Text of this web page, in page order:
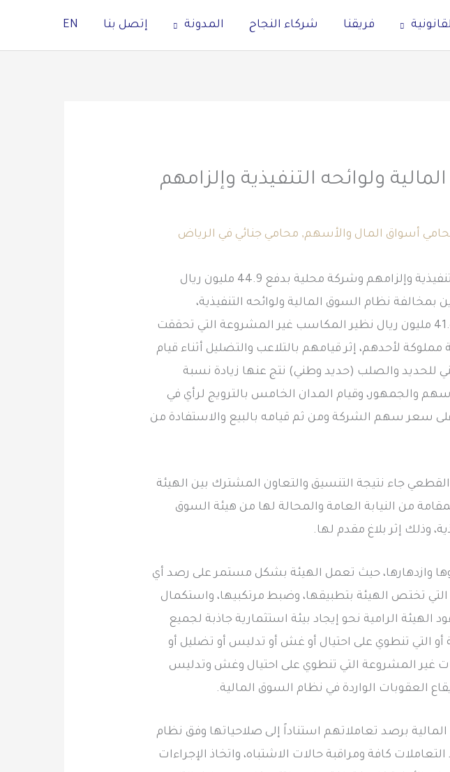
فريقنا شركاء النجاح المدونة إتصل بنا EN
ولوائحه التنفيذية وإلزامهم
أسواق المال والأسهم, محامي جنائي في الرياض
نظام السوق المالية ولوائحه التنفيذية،
وغرمتهم 3.5 ملايين ريال، وألزمت أربعة منهم وشركة محلية بدفع 41.4 مليون ريال نظير المكاسب غير المشروعة التي تحققت
لأحدهم، إثر قيامهم بالتلاعب والتضليل أثناء قيام
للحديد والصلب (حديد وطني) نتج عنها زيادة نسبة
والجمهور، وقيام المدان الخامس بالترويج لرأي في
سعر سهم الشركة ومن ثم قيامه بالبيع والاستفادة من
جاء نتيجة التنسيق والتعاون المشترك بين الهيئة
من النيابة العامة والمحالة لها من هيئة السوق
وذلك إثر بلاغ مقدم لها.
وازدهارها، حيث تعمل الهيئة بشكل مستمر على رصد أي
تختص الهيئة بتطبيقها، وضبط مرتكبيها، واستكمال
الرامية نحو إيجاد بيئة استثمارية جاذبة لجميع
التي تنطوي على احتيال أو غش أو تدليس أو تضليل أو
غير المشروعة التي تنطوي على احتيال وغش وتدليس
العقوبات الواردة في نظام السوق المالية.
برصد تعاملاتهم استناداً إلى صلاحياتها وفق نظام
كافة ومراقبة حالات الاشتباه، واتخاذ الإجراءات